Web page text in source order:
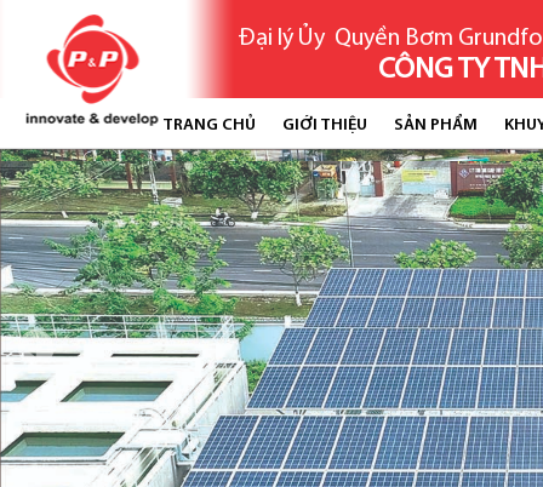
Đại lý Ủy Quyền Bơm
CÔNG TY
TRANG CHỦ GIỚI THIỆU SẢN PHẨM